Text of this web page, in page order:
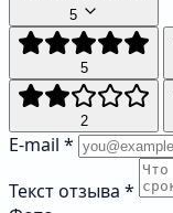
5
5
2
E-mail *
Текст отзыва *